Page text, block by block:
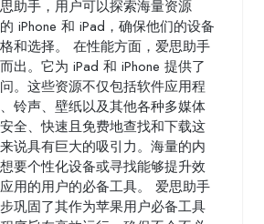
助手，用户可以探索海量资源
iPhone 和 iPad，确保他们的设备
和选择。 在性能方面，爱思助手
出。它为 iPad 和 iPhone 提供了
。这些资源不仅包括软件应用程
铃声、壁纸以及其他各种多媒体
全、快速且免费地查找和下载这
说具有巨大的吸引力。海量的内
要个性化设备或寻找能够提升效
用的用户的必备工具。 爱思助手
巩固了其作为苹果用户必备工具